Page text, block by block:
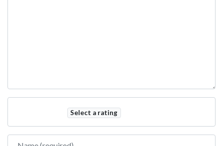
Select a rating
Name